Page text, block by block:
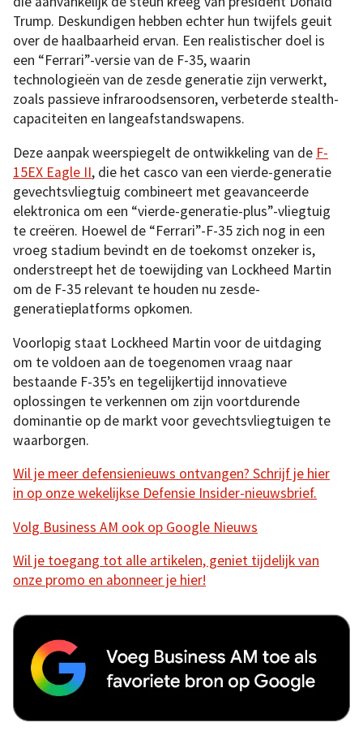
Trump. Deskundigen hebben echter hun twijfels geuit
over de haalbaarheid ervan. Een realistischer doel is
een “Ferrari”-versie van de F-35, waarin
technologieën van de zesde generatie zijn verwerkt,
zoals passieve infraroodsensoren, verbeterde stealth-
capaciteiten en langeafstandswapens.
Deze aanpak weerspiegelt de ontwikkeling van de F-
15EX Eagle II, die het casco van een vierde-generatie
gevechtsvliegtuig combineert met geavanceerde
elektronica om een “vierde-generatie-plus”-vliegtuig
te creëren. Hoewel de “Ferrari”-F-35 zich nog in een
vroeg stadium bevindt en de toekomst onzeker is,
onderstreept het de toewijding van Lockheed Martin
om de F-35 relevant te houden nu zesde-
generatieplatforms opkomen.
Voorlopig staat Lockheed Martin voor de uitdaging
om te voldoen aan de toegenomen vraag naar
bestaande F-35’s en tegelijkertijd innovatieve
oplossingen te verkennen om zijn voortdurende
dominantie op de markt voor gevechtsvliegtuigen te
waarborgen.
Wil je meer defensienieuws ontvangen? Schrijf je hier
in op onze wekelijkse Defensie Insider-nieuwsbrief.
Volg Business AM ook op Google Nieuws
Wil je toegang tot alle artikelen, geniet tijdelijk van
onze promo en abonneer je hier!